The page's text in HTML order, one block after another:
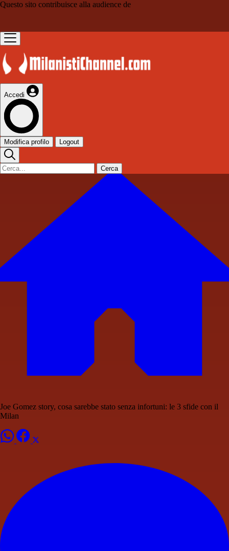
Questo sito contribuisce alla audience de
Accedi
Modifica profilo Logout
Cerca
Joe Gomez story, cosa sarebbe stato senza infortuni: le 3 sfide con il
Milan